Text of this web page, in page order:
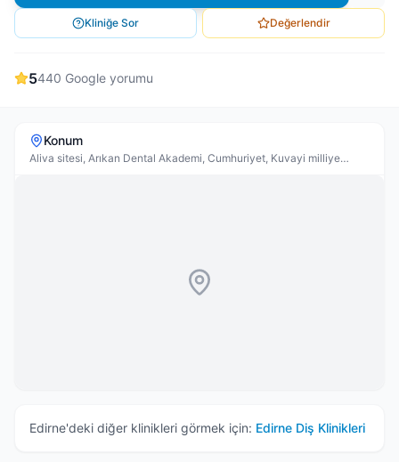
Kliniğe Sor Değerlendir
5440 Google yorumu
Konum
Aliva sitesi, Arıkan Dental Akademi, Cumhuriyet, Kuvayi milliye
Edirne'deki diğer klinikleri görmek için: Edirne Diş Klinikleri